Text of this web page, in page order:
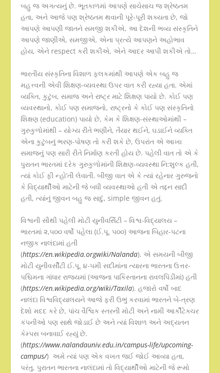
બહુ જ અગત્યનું છે. ભૂતકાળમાં આપણે સાચેસાચ જ શ્રેષ્ઠતમ
હતા, અને આજે પણ શ્રેષ્ઠતમ થવાની પૂરે-પૂરી શક્યતા છે, જો
આપણે આપણી જાતને સમજી શકીએ, આ દેશની ભવ્ય સંસ્કૃતિને
આપણે જાણીએ, સમજીએ, એના પ્રત્યે આપણને અહોભાવ
હોય, એને respect કરી શકીએ, એને આદર આપી શકીએ તો…
ભારતીય સંસ્કૃતિના વિશાળ ફલકમાંથી આપણે એક બહુ જ
મહત્ત્વની એવી શિક્ષણ-વ્યવસ્થા ઉપર વાત કરી રહ્યા હતા. એમાં
વ્યક્તિ, કુટુંબ, સમાજ અને રાષ્ટ્ર માટે શિક્ષણ પાયો છે. કોઈ પણ
વ્યવસ્થાનો, કોઈ પણ સમાજનો, રાષ્ટ્રનો કે કોઈ પણ સંસ્કૃતિનો
શિક્ષણ (education) પાયો છે, કેમ કે શિક્ષણ-સંસ્થાઓમાંથી –
ગુરુકુળોમાંથી – યોગ્ય રીતે ભણીને, તૈયાર થઈને, ઘડાઈને વ્યક્તિ
એના કુટુંબનું ભરણ-પોષણ તો કરી શકે છે, ઉપરાંત એ આખા
સમાજનું પણ સારી રીતે નિર્માણ કરતી હોય છે. પહેલી વાત તો એ કે
પુરાતન ભારતમાં દરેક ગુરુકુળોમાંની શિક્ષણ-વ્યવસ્થા નિ:શુલ્ક હતી,
ત્યાં કોઈ ફી ન્હો’તી લેવાતી. બીજી વાત એ કે ત્યાં રહેનાર ગુરુજનો
કે વિદ્યાર્થીઓ માટેની જે બધી વ્યવસ્થાઓ હતી એ તદ્દન સાદી
હતી, ત્યાંનું જીવન બહુ જ સાદું, simple જીવન હતું.
વિશ્વની સૌથી પહેલી મોટી યુનીવર્સિટી – વિશ્વ-વિદ્યાલય –
ભારતમાં ૨,૫૦૦ વર્ષો પહેલા (ઈ.પૂ. ૫૦૦) આજના બિહાર-પટના
નજીક નાલંદામાં હતી
(https://en.wikipedia.orgwiki/Nalanda). એ સમયની બીજી
મોટી યુનીવર્સીટી ઈ.પૂ. ૪-૫મી સદીમાંના ત્યારના ભારતના ઉત્તર-
પશ્ચિમના ગાંધાર રાજ્યમાં (આજના પાકિસ્તાનના રાવલપિંડીમાં) હતી
(https://en.wikipedia.org/wiki/Taxila). હજારો વર્ષો બાદ
નાલંદા વિશ્વવિદ્યાલયને આજે ફરી ઉભું કરવામાં ભારતને બે-ત્રણ
દેશો મદદ કરે છે, પાંચ વૈશ્વિક સ્તરની મોટી અને નામી આર્કીટેક્ચર
કંપનીઓ પણ સાથે જોડાઈ છે અને ત્યાં વિશાળ અને અદ્યતન
કેમ્પસ બનાવાઈ રહ્યું છે.
(https://www.nalandauniv.edu.in/campus-life/upcoming-
campus/) અમે ત્યાં પણ એક વખત જઈ જોઈ આવ્યા હતા,
પરંતુ, પુરાતન ભારતના નાલંદામાં તો વિદ્યાર્થીઓ માટેની જે રૂમો